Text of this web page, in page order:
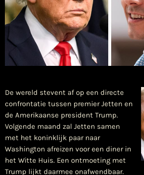
De wereld stevent af op een directe
confrontatie tussen premier Jetten en
de Amerikaanse president Trump.
Volgende maand zal Jetten samen
met het koninklijk paar naar
Washington afreizen voor een diner in
het Witte Huis. Een ontmoeting met
Trump lijkt daarmee onafwendbaar.